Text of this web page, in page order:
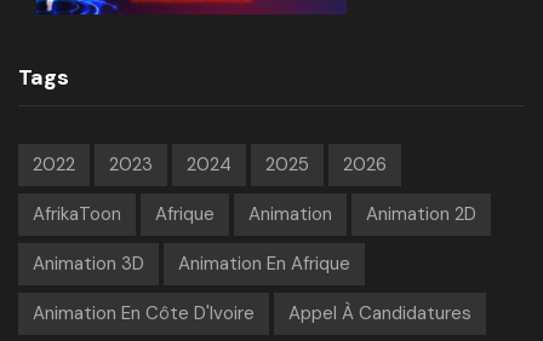
Tags
2022 2023 2024 2025 2026
AfrikaToon Afrique Animation Animation 2D
Animation 3D Animation En Afrique
Animation En Côte D'Ivoire Appel À Candidatures